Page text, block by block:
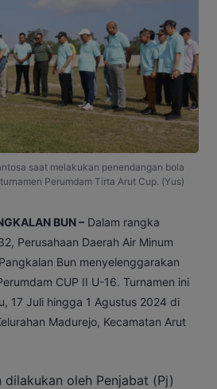
saat melakukan penendangan bola
Perumdam Tirta Arut Cup. (Yus)
BUN – Dalam rangka
Perusahaan Daerah Air Minum
Bun menyelenggarakan
CUP II U-16. Turnamen ini
17 Juli hingga 1 Agustus 2024 di
Madurejo, Kecamatan Arut
dilakukan oleh Penjabat (Pj)